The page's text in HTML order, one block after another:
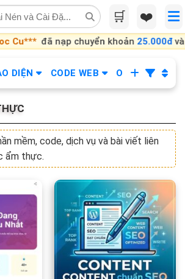
🛒 ❤️
Cu***đã nạp chuyển khoản25.000đvào
DIỆN CODE WEB OBS KHÓA
mềm, code, dịch vụ và bài viết liên
ẩm thực.